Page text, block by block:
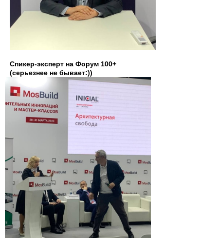
Спикер-эксперт на Форум 100+
(серьезнее не бывает:))